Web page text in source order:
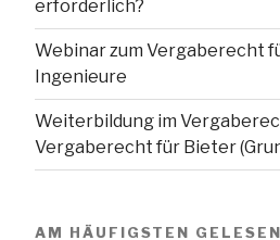
erforderlich?
Webinar zum Vergaberecht
Ingenieure
Weiterbildung im
Vergaberecht für Bieter
AM HÄUFIGSTEN GELESEN